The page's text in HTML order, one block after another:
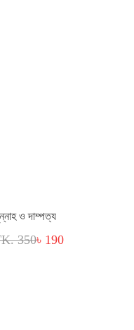
ও দাম্পত্য
350৳ 190